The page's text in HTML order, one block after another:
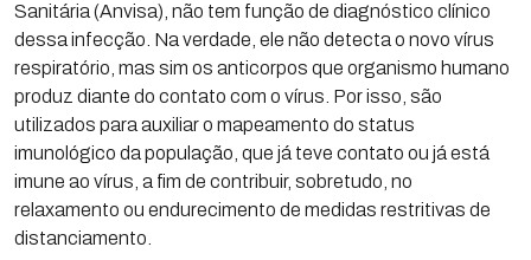
Sanitária (Anvisa), não tem função de diagnóstico clínico
dessa infecção. Na verdade, ele não detecta o novo vírus
respiratório, mas sim os anticorpos que organismo humano
produz diante do contato com o vírus. Por isso, são
utilizados para auxiliar o mapeamento do status
imunológico da população, que já teve contato ou já está
imune ao vírus, a fim de contribuir, sobretudo, no
relaxamento ou endurecimento de medidas restritivas de
distanciamento.